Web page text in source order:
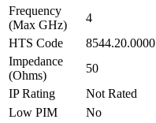
Frequency
(Max GHz)
4
HTS Code
8544.20.0000
Impedance
(Ohms)
50
IP Rating
Not Rated
Low PIM
No